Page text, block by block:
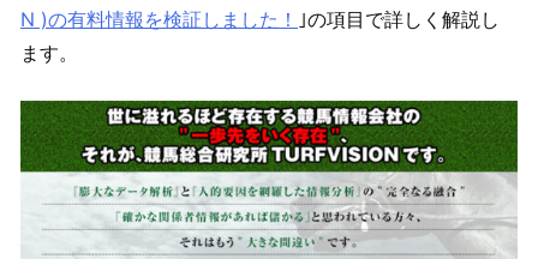
N )の有料情報を検証しました！ ｣の項目で詳しく解説し
ます。